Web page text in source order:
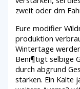
zweit oder dm
Eure modifier
produktion
Wintertage
Beni¶tigt selbige
durch abgrund
starken. Ein Kalte